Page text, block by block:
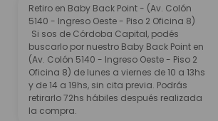
Retiro en Baby Back Point - (Av. Colón
5140 - Ingreso Oeste - Piso 2 Oficina 8)
Si sos de Córdoba Capital, podés
buscarlo por nuestro Baby Back Point en
(Av. Colón 5140 - Ingreso Oeste - Piso 2
Oficina 8) de lunes a viernes de 10 a 13hs
y de 14 a 19hs, sin cita previa. Podrás
retirarlo 72hs hábiles después realizada
la compra.